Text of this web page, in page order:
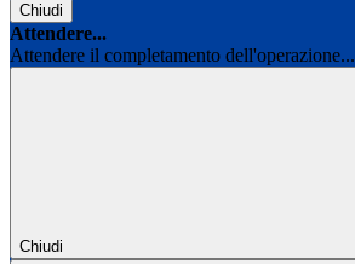
Chiudi
Attendere...
Attendere il completamento dell'operazione...
Chiudi